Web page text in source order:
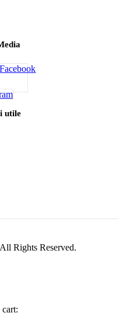
Facebook
utile
Rights Reserved.